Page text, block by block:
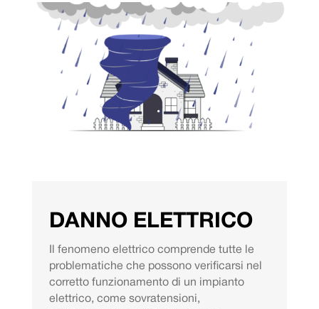
DANNO ELETTRICO
Il fenomeno elettrico comprende tutte le
problematiche che possono verificarsi nel
corretto funzionamento di un impianto
elettrico, come sovratensioni,